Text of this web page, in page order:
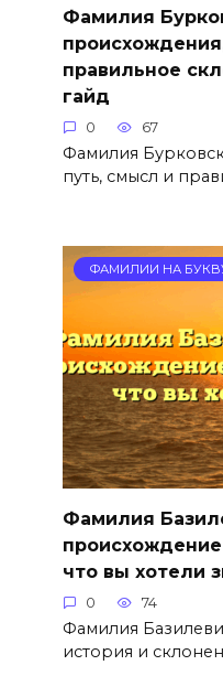
Фамилия
правильное
гайд
0 67
Фамилия
путь, смысл и
ФАМИЛИИ НА
Фамилия
что вы хотели
0 74
Фамилия
история и